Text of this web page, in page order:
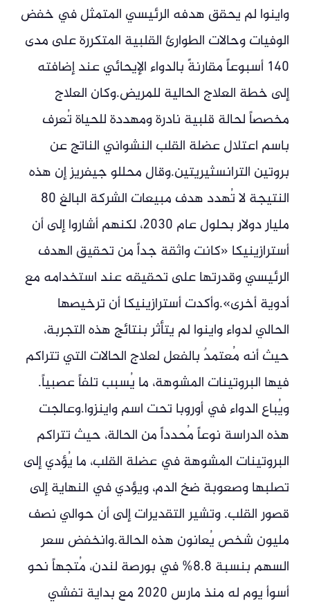
واينوا لم يحقق هدفه الرئيسي المتمثل في خفض
الوفيات وحالات الطوارئ القلبية المتكررة على مدى
140 أسبوعاً مقارنةً بالدواء الإيحائي عند إضافته
إلى خطة العلاج الحالية للمريض.وكان العلاج
مخصصاً لحالة قلبية نادرة ومهددة للحياة تُعرف
باسم اعتلال عضلة القلب النشواني الناتج عن
بروتين الترانسثيريتين.وقال محللو جيفريز إن هذه
النتيجة لا تُهدد هدف مبيعات الشركة البالغ 80
مليار دولار بحلول عام 2030، لكنهم أشاروا إلى أن
أسترازينيكا «كانت واثقة جداً من تحقيق الهدف
الرئيسي وقدرتها على تحقيقه عند استخدامه مع
أدوية أخرى».وأكدت أسترازينيكا أن ترخيصها
الحالي لدواء واينوا لم يتأثر بنتائج هذه التجربة،
حيث أنه مُعتمدٌ بالفعل لعلاج الحالات التي تتراكم
فيها البروتينات المشوهة، ما يُسبب تلفاً عصبياً.
ويُباع الدواء في أوروبا تحت اسم واينزوا.وعالجت
هذه الدراسة نوعاً مُحدداً من الحالة، حيث تتراكم
البروتينات المشوهة في عضلة القلب، ما يُؤدي إلى
تصلبها وصعوبة ضخ الدم، ويؤدي في النهاية إلى
قصور القلب. وتشير التقديرات إلى أن حوالي نصف
مليون شخص يُعانون هذه الحالة.وانخفض سعر
السهم بنسبة 8.8% في بورصة لندن، مُتجهاً نحو
أسوأ يوم له منذ مارس 2020 مع بداية تفشي